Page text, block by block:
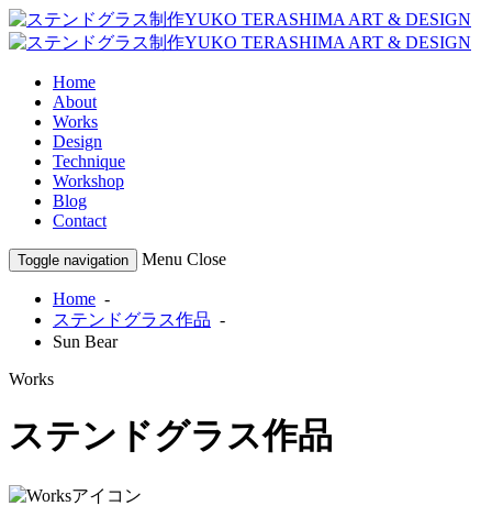
Home
About
Works
Design
Technique
Workshop
Blog
Contact
Toggle navigation Menu Close
Home -
ステンドグラス作品 -
Sun Bear
Works
ステンドグラス作品